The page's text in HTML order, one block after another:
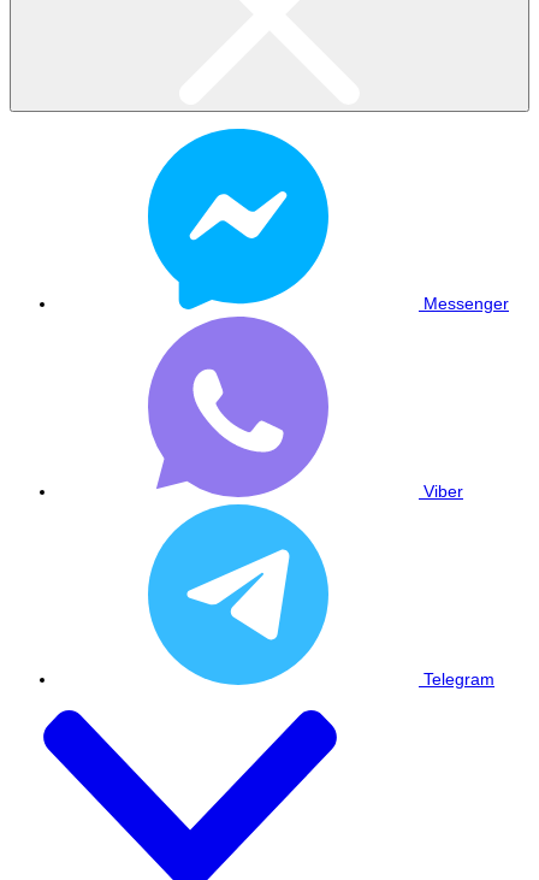
Messenger
Viber
Telegram